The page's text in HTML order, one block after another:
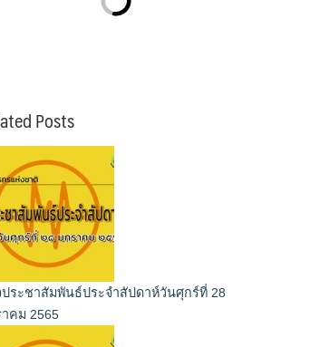
Posts
ระชาสัมพันธ์ประจำสัปดาห์วันศุกร์ที่ 28
คม 2565